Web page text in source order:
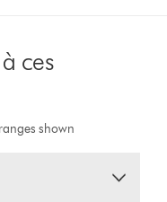
ces
shown